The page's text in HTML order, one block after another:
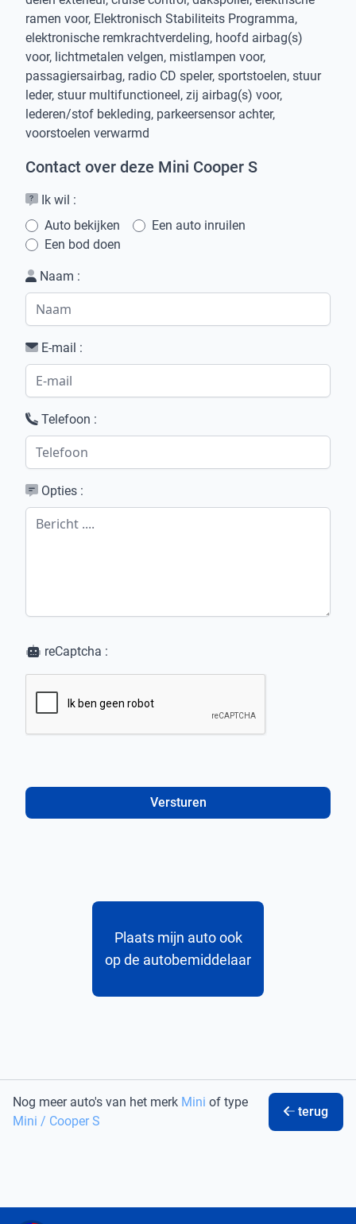
ramen voor, Elektronisch Stabiliteits Programma,
elektronische remkrachtverdeling, hoofd airbag(s)
voor, lichtmetalen velgen, mistlampen voor,
passagiersairbag, radio CD speler, sportstoelen, stuur
leder, stuur multifunctioneel, zij airbag(s) voor,
lederen/stof bekleding, parkeersensor achter,
voorstoelen verwarmd
Contact over deze Mini Cooper S
Ik wil :
Auto bekijken
Een auto inruilen
Een bod doen
Naam :
E-mail :
Telefoon :
Opties :
reCaptcha :
Versturen
Plaats mijn auto ook
op de autobemiddelaar
Nog meer auto's van het merk Mini of type
Mini / Cooper S
terug